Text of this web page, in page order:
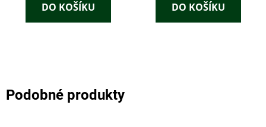
DO KOŠÍKU DO KOŠÍKU
Podobné produkty